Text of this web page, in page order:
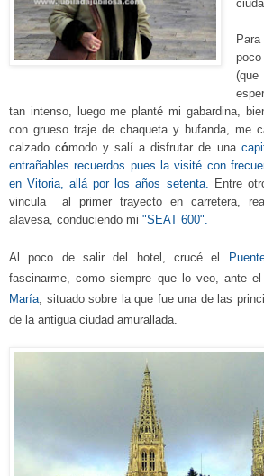
tan intenso, luego me planté mi gabardina,
con grueso traje de chaqueta y bufanda, me
calzado cómodo y salí a disfrutar de una
entrañables recuerdos pues la visité con
en Vitoria, allá por los años setenta.
Entre
vincula al primer trayecto en carretera,
alavesa, conduciendo mi "SEAT 600".
Al poco de salir del hotel, crucé el
fascinarme,
como siempre que lo veo, anteel
María situado sobre la que fue una de las
de la antigua ciudad amurallada.